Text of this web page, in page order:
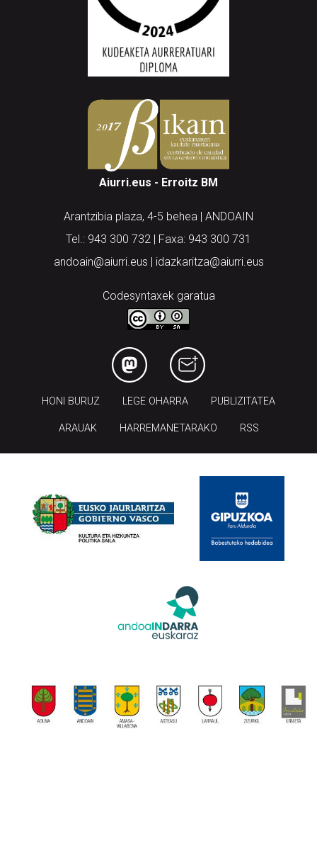
Aiurri.eus - Erroitz BM
Arantzibia plaza, 4-5 behea | ANDOAIN
Tel.: 943 300 732 | Faxa: 943 300 731
andoain@aiurri.eus | idazkaritza@aiurri.eus
Codesyntaxek garatua
HONI BURUZ LEGE OHARRA PUBLIZITATEA
ARAUAK HARREMANETARAKO RSS